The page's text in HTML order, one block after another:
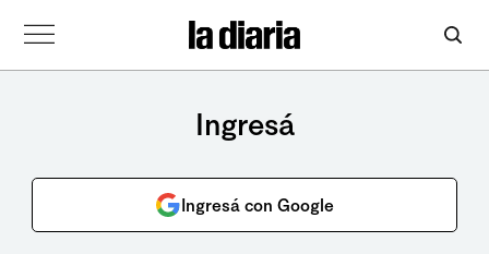
Ingresá
Ingresá con Google